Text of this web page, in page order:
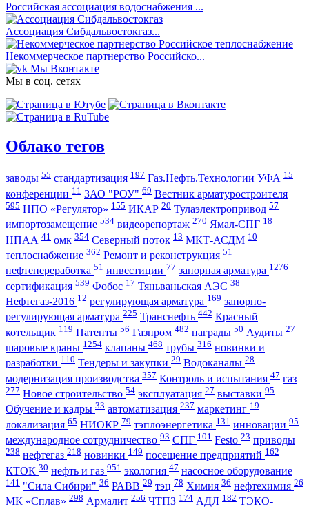
Российская ассоциация водоснабжения ...
Ассоциация Сибдальвостокгаз...
Некоммерческое партнерство Российско...
Мы Вконтакте
Мы в соц. сетях
Облако тегов
заводы 55 стандартизация 197 Газ.Нефть.Технологии УФА 15
конференции 11 ЗАО "РОУ" 69 Вестник арматуростроителя
595 НПО «Регулятор» 155 ИКАР 20 Тулаэлектропривод 57
импортозамещение 534 видеорепортаж 270 Ямал-СПГ 18
НПАА 41 омк 354 Северный поток 13 МКТ-АСДМ 10
теплоснабжение 362 Ремонт и реконструкция 51
нефтепереработка 51 инвестиции 77 запорная арматура 1276
сертификация 539 Фобос 17 Тяньваньская АЭС 38
Нефтегаз-2016 12 регулирующая арматура 169 запорно-
регулирующая арматура 225 Транснефть 442 Красный
котельщик 119 Патенты 56 Газпром 482 награды 50 Аудиты 27
шаровые краны 1254 клапаны 468 трубы 316 новинки и
разработки 110 Тендеры и закупки 29 Водоканалы 28
модернизация производства 357 Контроль и испытания 47 газ
277 Новое строительство 54 эксплуатация 27 выставки 95
Обучение и кадры 33 автоматизация 237 маркетинг 19
локализация 65 НИОКР 79 тэплоэнергетика 131 инновации 95
международное сотрудничество 93 СПГ 101 Festo 23 приводы
238 нефтегаз 218 новинки 149 посещение предприятий 162
КТОК 30 нефть и газ 951 экология 47 насосное оборудование
141 "Сила Сибири" 36 РАВВ 29 тэц 78 Химия 36 нефтехимия 26
МК «Сплав» 298 Армалит 256 ЧТПЗ 174 АДЛ 182 ТЭКО-